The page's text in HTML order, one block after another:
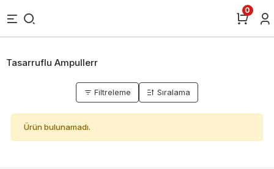
0
Tasarruflu Ampullerr
Filtreleme Sıralama
Ürün bulunamadı.